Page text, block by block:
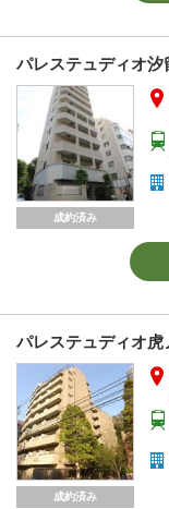
パレステュディオ汐
成約済み
パレステュディオ虎
成約済み